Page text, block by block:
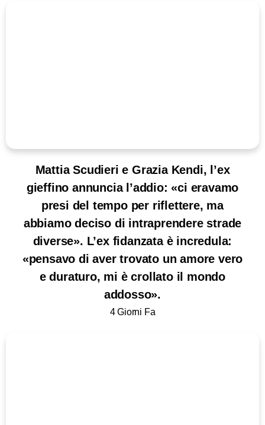
Mattia Scudieri e Grazia Kendi, l’ex
gieffino annuncia l’addio: «ci eravamo
presi del tempo per riflettere, ma
abbiamo deciso di intraprendere strade
diverse». L’ex fidanzata è incredula:
«pensavo di aver trovato un amore vero
e duraturo, mi è crollato il mondo
addosso».
4 Giorni Fa